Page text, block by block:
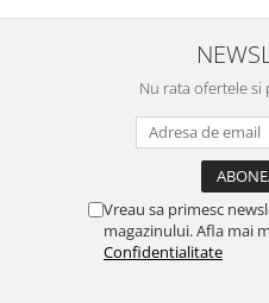
Design Integral Suspendat
Nu rata ofertele
Vreau sa primesc
magazinului. Afla mai
Confidentialitate